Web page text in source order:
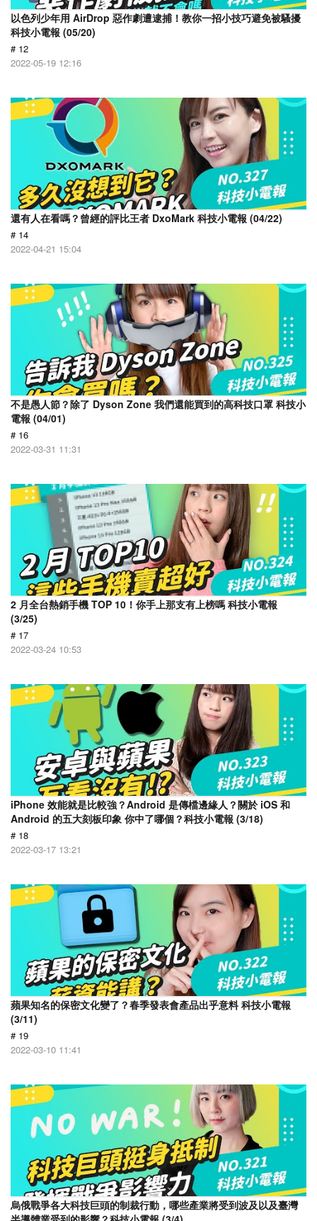
以色列少年用 AirDrop 惡作劇遭逮捕！教你一招小技巧避免被騷擾
科技小電報 (05/20)
# 12
2022-05-19 12:16
還有人在看嗎？曾經的評比王者 DxoMark 科技小電報 (04/22)
# 14
2022-04-21 15:04
不是愚人節？除了 Dyson Zone 我們還能買到的高科技口罩 科技小
電報 (04/01)
# 16
2022-03-31 11:31
2 月全台熱銷手機 TOP 10！你手上那支有上榜嗎 科技小電報
(3/25)
# 17
2022-03-24 10:53
iPhone 效能就是比較強？Android 是傳檔邊緣人？關於 iOS 和
Android 的五大刻板印象 你中了哪個？科技小電報 (3/18)
# 18
2022-03-17 13:21
蘋果知名的保密文化變了？春季發表會產品出乎意料 科技小電報
(3/11)
# 19
2022-03-10 11:41
烏俄戰爭各大科技巨頭的制裁行動，哪些產業將受到波及以及臺灣